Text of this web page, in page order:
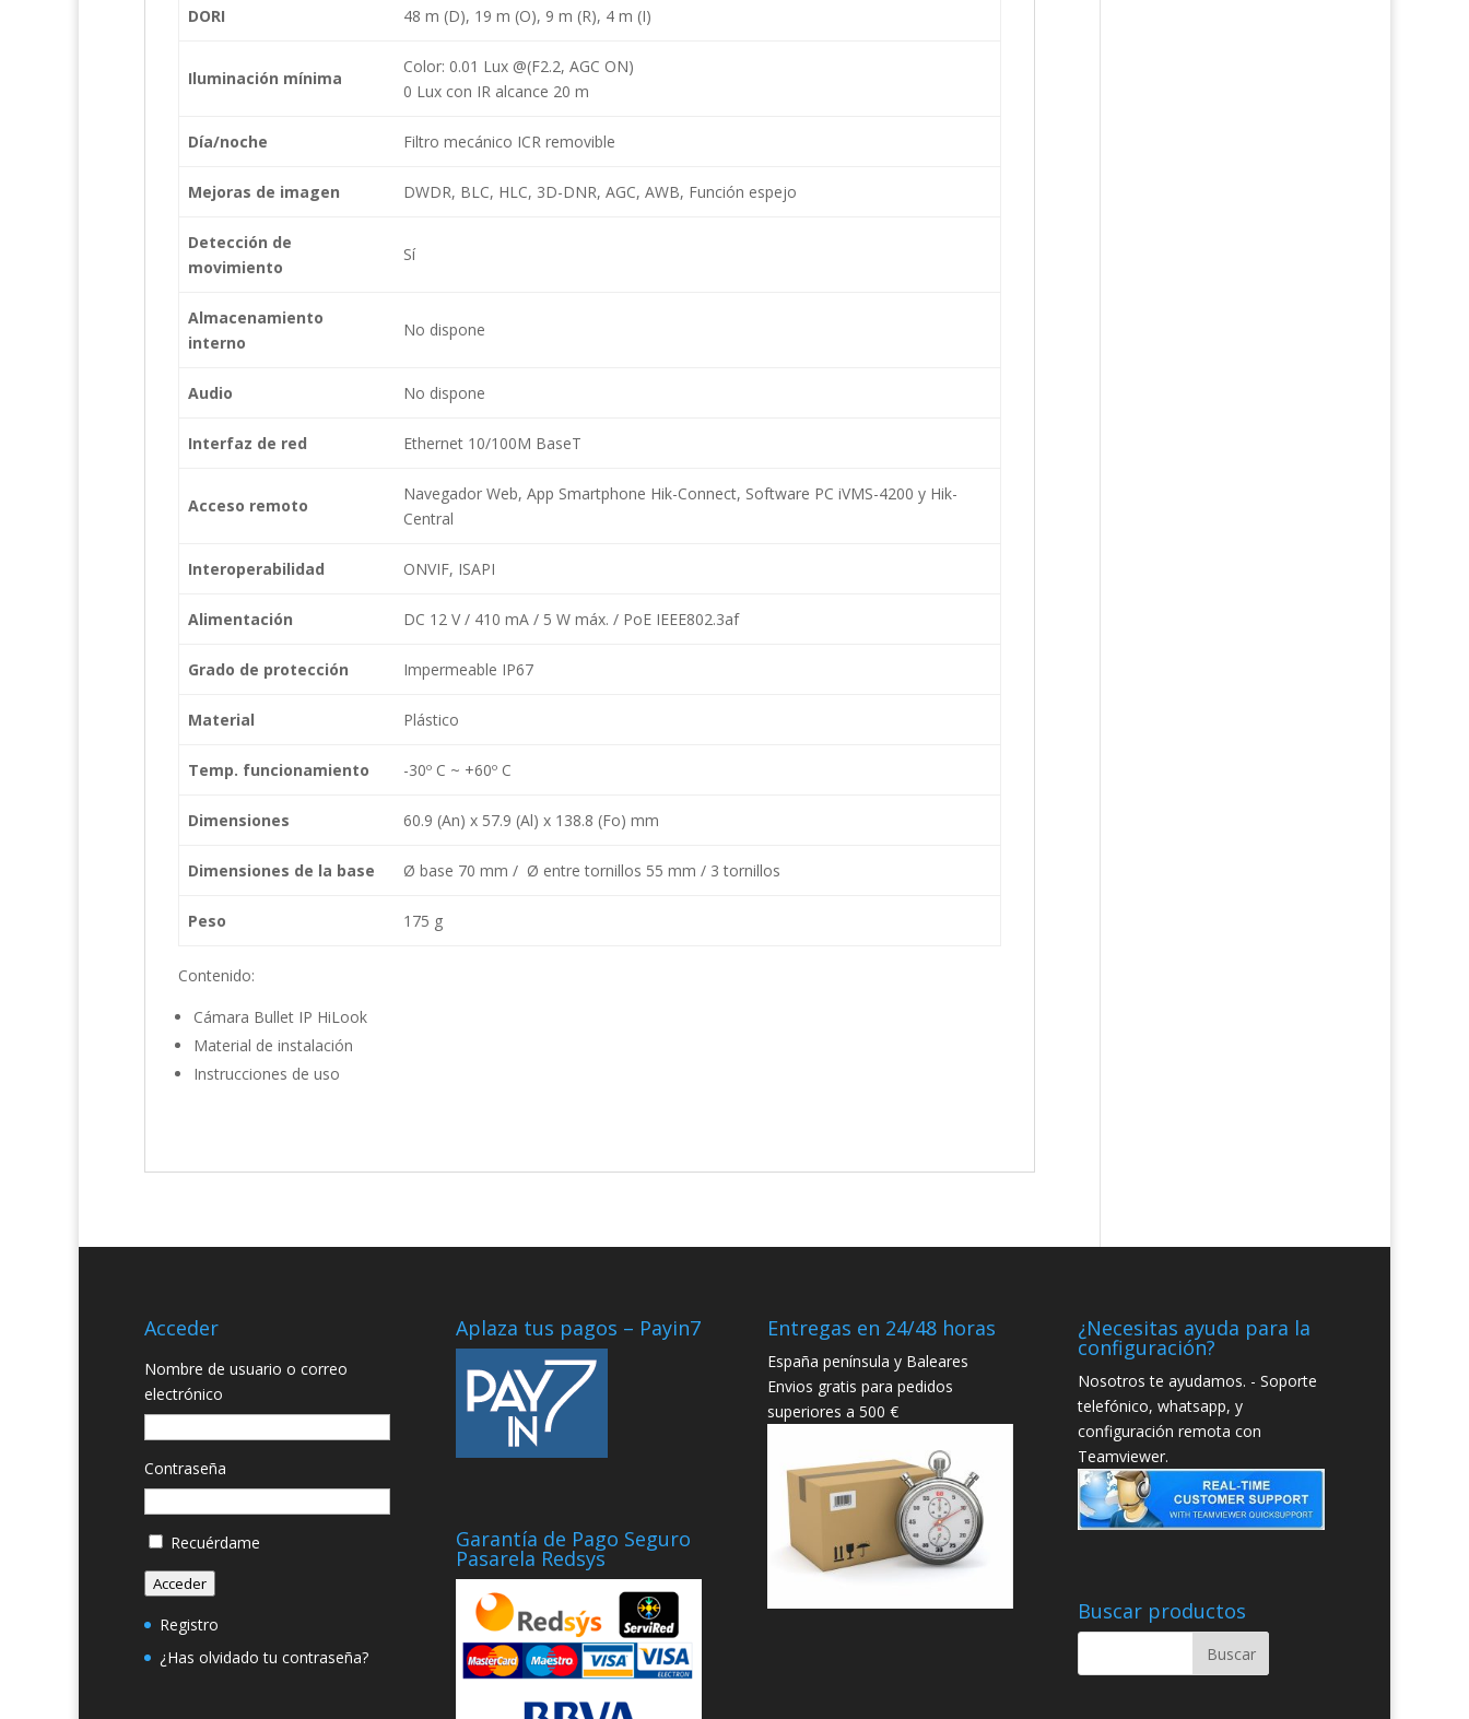
DORI 48 m (D), 19 m (O), 9 m (R), 4 m (I)
Iluminación mínima
Color: 0.01 Lux @(F2.2, AGC ON)
0 Lux con IR alcance 20 m
Día/noche Filtro mecánico ICR removible
Mejoras de imagen DWDR, BLC, HLC, 3D-DNR, AGC, AWB, Función espejo
Detección de
movimiento
Sí
Almacenamiento
interno
No dispone
Audio No dispone
Interfaz de red Ethernet 10/100M BaseT
Acceso remoto
Navegador Web, App Smartphone Hik-Connect, Software PC iVMS-4200 y Hik-
Central
Interoperabilidad ONVIF, ISAPI
Alimentación DC 12 V / 410 mA / 5 W máx. / PoE IEEE802.3af
Grado de protección Impermeable IP67
Material Plástico
Temp. funcionamiento -30º C ~ +60º C
Dimensiones 60.9 (An) x 57.9 (Al) x 138.8 (Fo) mm
Dimensiones de la base Ø base 70 mm / Ø entre tornillos 55 mm / 3 tornillos
Peso 175 g
Contenido:
Cámara Bullet IP HiLook
Material de instalación
Instrucciones de uso
Acceder
Nombre de usuario o correo
electrónico
Contraseña
Recuérdame
Acceder
Registro
¿Has olvidado tu contraseña?
Aplaza tus pagos – Payin7
Garantía de Pago Seguro
Pasarela Redsys
Entregas en 24/48 horas
España península y Baleares
Envios gratis para pedidos
superiores a 500 €
¿Necesitas ayuda para la
configuración?
Nosotros te ayudamos. - Soporte
telefónico, whatsapp, y
configuración remota con
Teamviewer.
Buscar productos